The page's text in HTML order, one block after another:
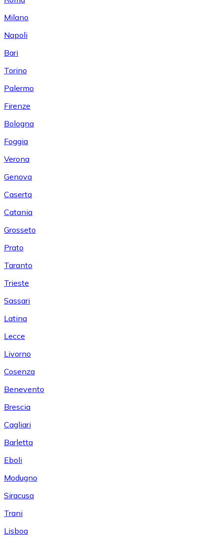
Milano
Napoli
Bari
Torino
Palermo
Firenze
Bologna
Foggia
Verona
Genova
Caserta
Catania
Grosseto
Prato
Taranto
Trieste
Sassari
Latina
Lecce
Livorno
Cosenza
Benevento
Brescia
Cagliari
Barletta
Eboli
Modugno
Siracusa
Trani
Lisboa